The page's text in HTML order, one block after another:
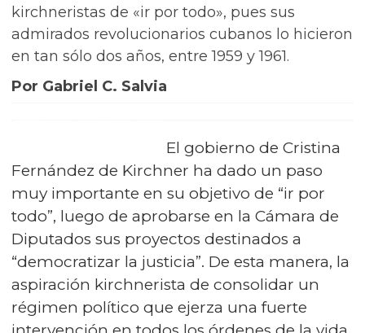
kirchneristas de «ir por todo», pues sus
admirados revolucionarios cubanos lo hicieron
en tan sólo dos años, entre 1959 y 1961.
Por Gabriel C. Salvia
El gobierno de Cristina
Fernández de Kirchner ha dado un paso
muy importante en su objetivo de “ir por
todo”, luego de aprobarse en la Cámara de
Diputados sus proyectos destinados a
“democratizar la justicia”. De esta manera, la
aspiración kirchnerista de consolidar un
régimen político que ejerza una fuerte